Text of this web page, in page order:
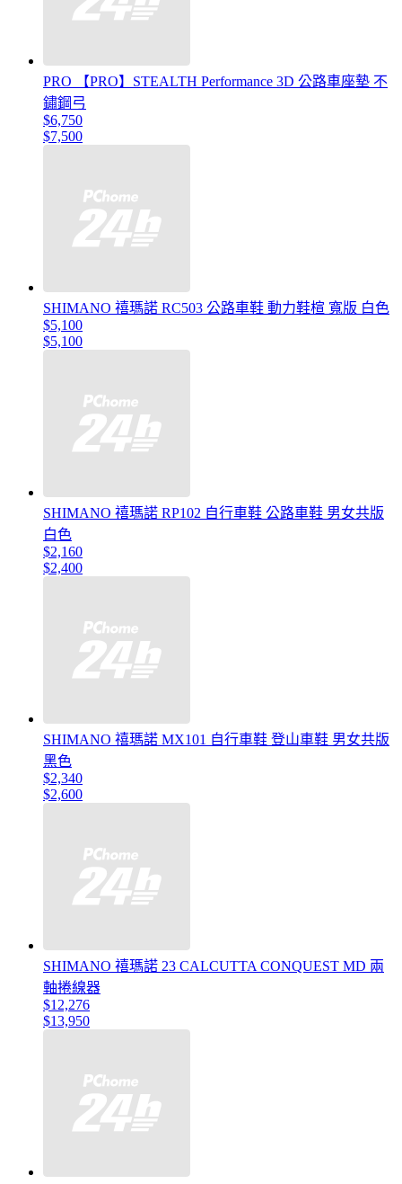
PRO 【PRO】STEALTH Performance 3D 公路車座墊 不
鏽鋼弓
$6,750
$7,500
SHIMANO 禧瑪諾 RC503 公路車鞋 動力鞋楦 寬版 白色
$5,100
$5,100
SHIMANO 禧瑪諾 RP102 自行車鞋 公路車鞋 男女共版
白色
$2,160
$2,400
SHIMANO 禧瑪諾 MX101 自行車鞋 登山車鞋 男女共版
黑色
$2,340
$2,600
SHIMANO 禧瑪諾 23 CALCUTTA CONQUEST MD 兩
軸捲線器
$12,276
$13,950